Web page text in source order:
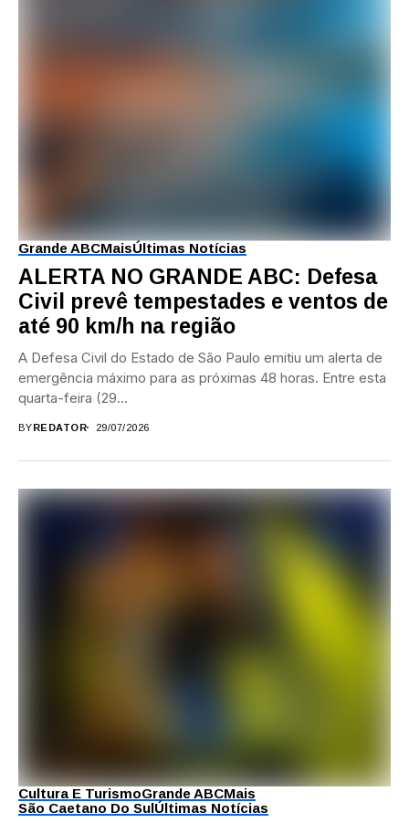
Grande ABCMaisÚltimas Notícias
ALERTA NO GRANDE ABC: Defesa
Civil prevê tempestades e ventos de
até 90 km/h na região
A Defesa Civil do Estado de São Paulo emitiu um alerta de
emergência máximo para as próximas 48 horas. Entre esta
quarta-feira (29...
BYREDATOR 29/07/2026
Cultura E TurismoGrande ABCMais
São Caetano Do SulÚltimas Notícias